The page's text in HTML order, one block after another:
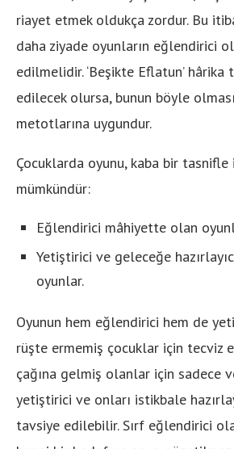
riayet etmek oldukça zordur. Bu
daha ziyade oyunların eğlendirici
edilmelidir. ‘Beşikte Eflatun’
edilecek olursa, bunun böyle
metotlarına uygundur.
Çocuklarda oyunu, kaba bir tasnifle
mümkündür:
Eğlendirici mâhiyette olan
Yetiştirici ve geleceğe
oyunlar.
Oyunun hem eğlendirici hem de
rüşte ermemiş çocuklar için tecviz
çağına gelmiş olanlar için sadece
yetiştirici ve onları istikbale
tavsiye edilebilir. Sırf eğlendirici